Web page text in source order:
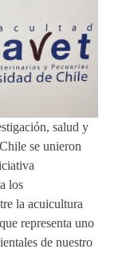
salud y
se unieron
los
la acuicultura
representa uno
de nuestro